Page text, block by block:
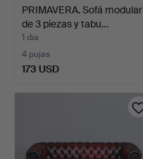
PRIMAVERA. Sofá modular
de 3 piezas y tabu…
1 día
4 pujas
173 USD